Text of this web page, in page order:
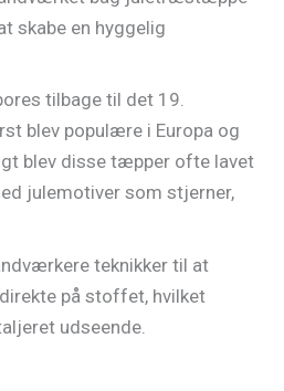
skabe en hyggelig
tilbage til det 19.
blev populære i Europa og
blev disse tæpper ofte lavet
julemotiver som stjerner,
teknikker til at
på stoffet, hvilket
udseende.